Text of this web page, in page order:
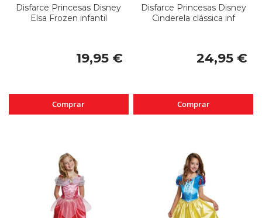
Disfarce Princesas Disney
Elsa Frozen infantil
19,95 €
Comprar
Disfarce Princesas Disney
Cinderela clássica inf
24,95 €
Comprar